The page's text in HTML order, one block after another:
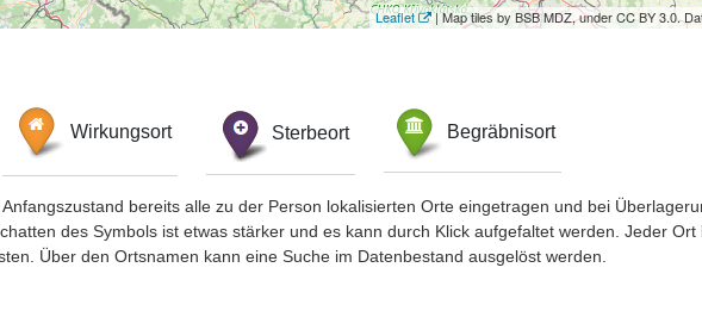
Leaflet | Map tiles by BSB MDZ, under CC BY 3.0.
Wirkungsort Sterbeort Begräbnisort
bereits alle zu der Person lokalisierten Orte eingetragen und bei
des Symbols ist etwas stärker und es kann durch Klick aufgefaltet werden. Jeder Ort
Über den Ortsnamen kann eine Suche im Datenbestand ausgelöst werden.